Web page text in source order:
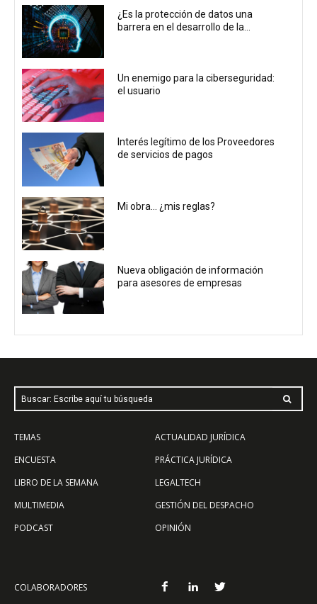
¿Es la protección de datos una
barrera en el desarrollo de la...
Un enemigo para la ciberseguridad:
el usuario
Interés legítimo de los Proveedores
de servicios de pagos
Mi obra… ¿mis reglas?
Nueva obligación de información
para asesores de empresas
Buscar: Escribe aquí tu búsqueda
TEMAS
ENCUESTA
LIBRO DE LA SEMANA
MULTIMEDIA
PODCAST
ACTUALIDAD JURÍDICA
PRÁCTICA JURÍDICA
LEGALTECH
GESTIÓN DEL DESPACHO
OPINIÓN
COLABORADORES